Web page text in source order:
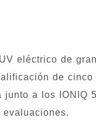
eléctrico de
de
junto a los IONIQ